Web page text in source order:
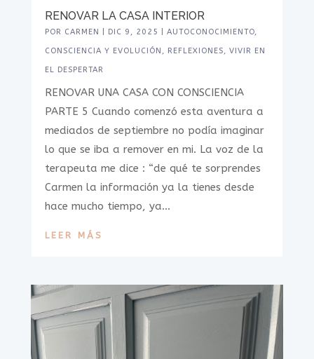
RENOVAR LA CASA INTERIOR
POR CARMEN DIC 9, 2025 AUTOCONOCIMIENTO,
CONSCIENCIA Y EVOLUCIÓN , REFLEXIONES, VIVIR EN
EL DESPERTAR
RENOVAR UNA CASA CON CONSCIENCIA
PARTE 5 Cuando comenzó esta aventura a
mediados de septiembre no podía imaginar
lo que se iba a remover en mi. La voz de la
terapeuta me dice : “de qué te sorprendes
Carmen la información ya la tienes desde
hace mucho tiempo, ya...
LEER MÁS